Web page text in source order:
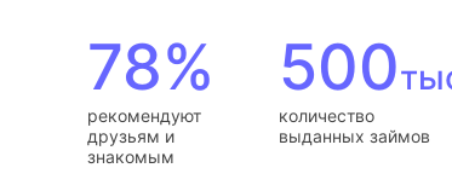
78%
рекомендуют
друзьям и
знакомым
500
количество
выданных займов